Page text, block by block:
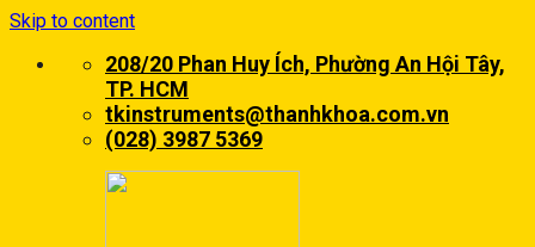
Skip to content
208/20 Phan Huy Ích, Phường An Hội Tây,
TP. HCM
tkinstruments@thanhkhoa.com.vn
(028) 3987 5369